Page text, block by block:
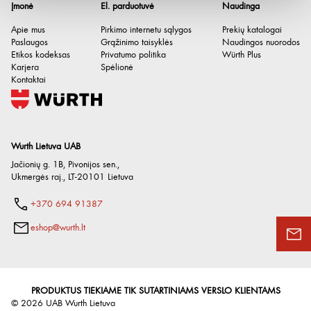
Wurth Lietuva UAB
Jačionių g. 1B, Pivonijos sen.,
Ukmergės raj., LT-20101 Lietuva
+370 694 91387
eshop@wurth.lt
Įmonė
Apie mus
Paslaugos
Etikos kodeksas
Karjera
Kontaktai
El. parduotuvė
Pirkimo internetu sąlygos
Grąžinimo taisyklės
Privatumo politika
Spėlionė
Naudinga
Prekių katalogai
Naudingos nuorodos
Würth Plus
PRODUKTUS TIEKIAME TIK SUTARTINIAMS VERSLO KLIENTAMS
© 2026 UAB Wurth Lietuva